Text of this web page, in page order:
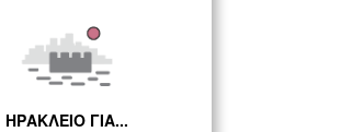
ΗΡΑΚΛΕΙΟ ΓΙΑ...